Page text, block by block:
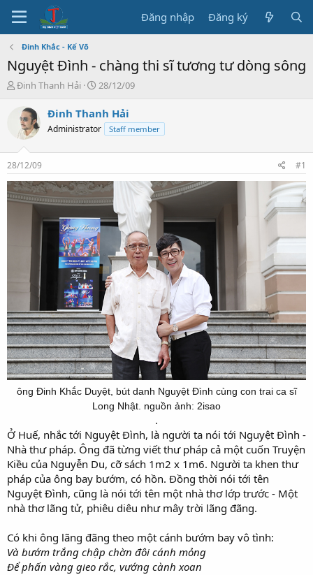
Đăng nhập Đăng ký
Đinh Khắc - Kế Võ
Nguyệt Đình - chàng thi sĩ tương tư dòng sông
T
e
a
s
t
a
r
Đinh Thanh Hải
N
à
b
ầ
u
28/12/09
Đinh Thanh Hải
Administrator Staff member
28/12/09 #1
ông Đinh Khắc Duyệt, bút danh Nguyệt Đình cùng con trai ca sĩ
Long Nhật. nguồn ảnh: 2isao
.​
Ở Huế, nhắc tới Nguyệt Đình, là người ta nói tới Nguyệt Đình -
Nhà thư pháp. Ông đã từng viết thư pháp cả một cuốn Truyện
Kiều của Nguyễn Du, cỡ sách 1m2 x 1m6. Người ta khen thư
pháp của ông bay bướm, có hồn. Đồng thời nói tới tên
Nguyệt Đình, cũng là nói tới tên một nhà thơ lớp trước - Một
nhà thơ lãng tử, phiêu diêu như mây trời lãng đãng.
Có khi ông lãng đãng theo một cánh bướm bay vô tình:
Và bướm trắng chập chờn đôi cánh mỏng
Để phấn vàng gieo rắc, vướng cành xoan